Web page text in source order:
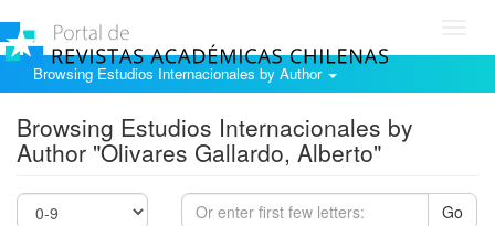
Browsing Estudios Internacionales by Author
Browsing Estudios Internacionales by
Author "Olivares Gallardo, Alberto"
Go